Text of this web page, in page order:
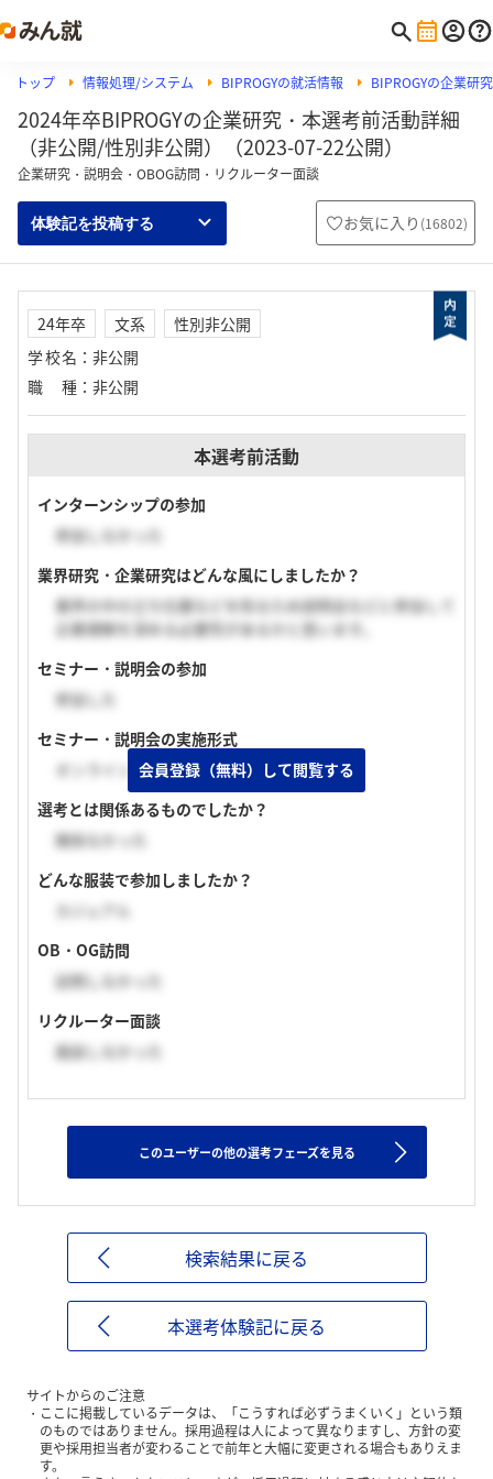
トップ 情報処理/システム BIPROGYの就活情報 BIPROGYの企業研
2024年卒BIPROGYの企業研究・本選考前活動詳細
（非公開/性別非公開）（2023-07-22公開）
企業研究・説明会・OBOG訪問・リクルーター面談
体験記を投稿する お気に入り (16802)
24年卒 文系
性別非公開
学校名 ： 非公開
職種 ： 非公開
本選考前活動
インターンシップの参加
参加しなかった
業界研究・企業研究はどんな風にしましたか？
業界の中の立ち位置などを知るため説明会などに参加して
企業理解を深める必要性があるかと思います。
セミナー・説明会の参加
参加した
セミナー・説明会の実施形式
オンライン（顔出し無し）
選考とは関係あるものでしたか？
関係なかった
どんな服装で参加しましたか？
カジュアル
OB・OG訪問
訪問しなかった
リクルーター面談
面談しなかった
会員登録（無料）して閲覧する
このユーザーの他の選考フェーズを見る
検索結果に戻る
本選考体験記に戻る
サイトからのご注意
ここに掲載しているデータは、「こうすれば必ずうまくいく」という類
のものではありません。採用過程は人によって異なりますし、方針の変
更や採用担当者が変わることで前年と大幅に変更される場合もありえま
す。